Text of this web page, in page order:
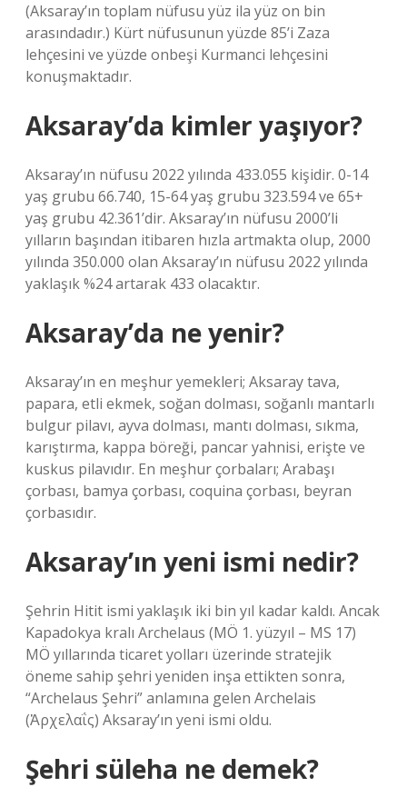
(Aksaray’ın toplam nüfusu yüz ila yüz on bin
arasındadır.) Kürt nüfusunun yüzde 85’i Zaza
lehçesini ve yüzde onbeşi Kurmanci lehçesini
konuşmaktadır.
Aksaray’da kimler yaşıyor?
Aksaray’ın nüfusu 2022 yılında 433.055 kişidir. 0-14
yaş grubu 66.740, 15-64 yaş grubu 323.594 ve 65+
yaş grubu 42.361’dir. Aksaray’ın nüfusu 2000’li
yılların başından itibaren hızla artmakta olup, 2000
yılında 350.000 olan Aksaray’ın nüfusu 2022 yılında
yaklaşık %24 artarak 433 olacaktır.
Aksaray’da ne yenir?
Aksaray’ın en meşhur yemekleri; Aksaray tava,
papara, etli ekmek, soğan dolması, soğanlı mantarlı
bulgur pilavı, ayva dolması, mantı dolması, sıkma,
karıştırma, kappa böreği, pancar yahnisi, erişte ve
kuskus pilavıdır. En meşhur çorbaları; Arabaşı
çorbası, bamya çorbası, coquina çorbası, beyran
çorbasıdır.
Aksaray’ın yeni ismi nedir?
Şehrin Hitit ismi yaklaşık iki bin yıl kadar kaldı. Ancak
Kapadokya kralı Archelaus (MÖ 1. yüzyıl – MS 17)
MÖ yıllarında ticaret yolları üzerinde stratejik
öneme sahip şehri yeniden inşa ettikten sonra,
“Archelaus Şehri” anlamına gelen Archelais
(Ἀρχελαΐς) Aksaray’ın yeni ismi oldu.
Şehri süleha ne demek?